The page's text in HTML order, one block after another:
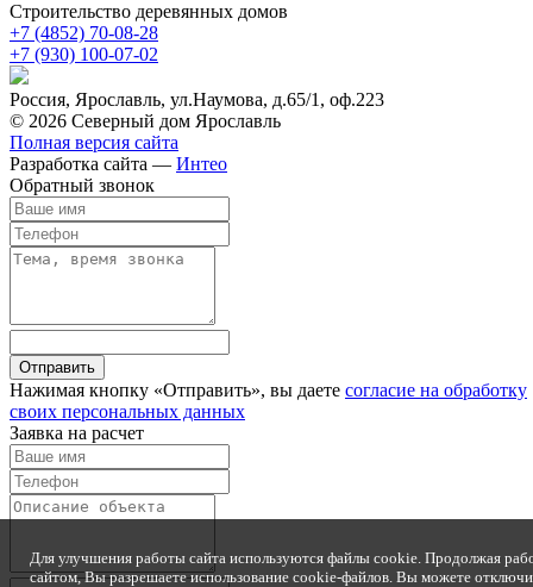
Строительство деревянных домов
+7 (4852) 70-08-28
+7 (930) 100-07-02
Россия, Ярославль, ул.Наумова, д.65/1, оф.223
© 2026 Северный дом Ярославль
Полная версия сайта
Разработка сайта — Интео
Для улучшения работы сайта используются файлы cookie. Продолжая
сайтом, Вы разрешаете использование cookie-файлов. Вы можете
Обратный звонок
Отправить
Нажимая кнопку «Отправить», вы даете согласие на обработку
своих персональных данных
Заявка на расчет